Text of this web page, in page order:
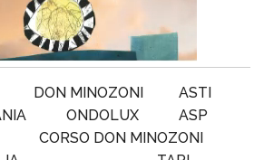
DON MINOZONI
ASTI
ONDOLUX
ASP
CORSO DON MINOZONI